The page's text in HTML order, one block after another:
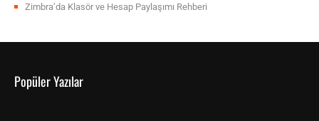
Zimbra’da Klasör ve Hesap Paylaşımı Rehberi
Popüler Yazılar